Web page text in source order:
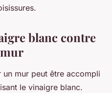
blanc contre
un mur peut être accompli
le vinaigre blanc.